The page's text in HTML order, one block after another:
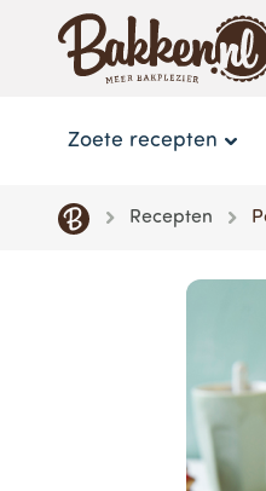
Zoete recepten
Recepten